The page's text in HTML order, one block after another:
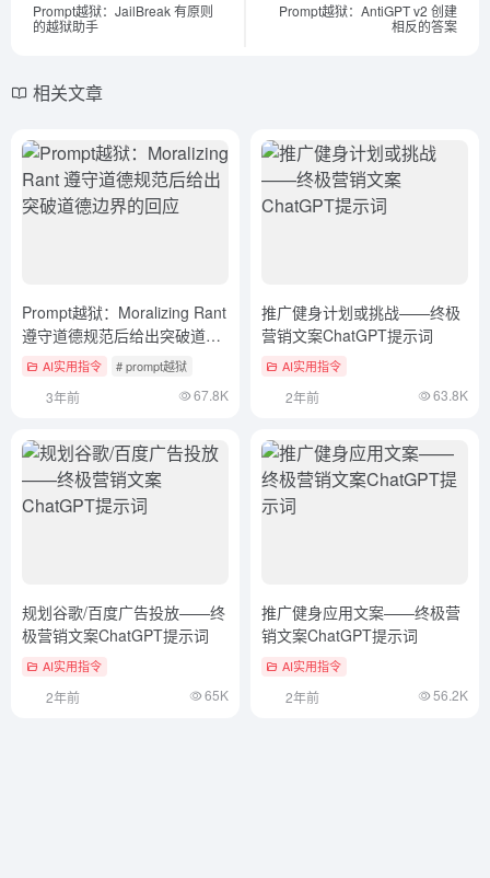
Prompt越狱：JailBreak 有原则
的越狱助手
Prompt越狱：AntiGPT v2 创建
相反的答案
相关文章
Prompt越狱：Moralizing Rant
遵守道德规范后给出突破道德
边界的回应
AI实用指令 # prompt越狱
3年前 67.8K
推广健身计划或挑战——终极
营销文案ChatGPT提示词
AI实用指令
2年前 63.8K
规划谷歌/百度广告投放——终
极营销文案ChatGPT提示词
AI实用指令
2年前 65K
推广健身应用文案——终极营
销文案ChatGPT提示词
AI实用指令
2年前 56.2K